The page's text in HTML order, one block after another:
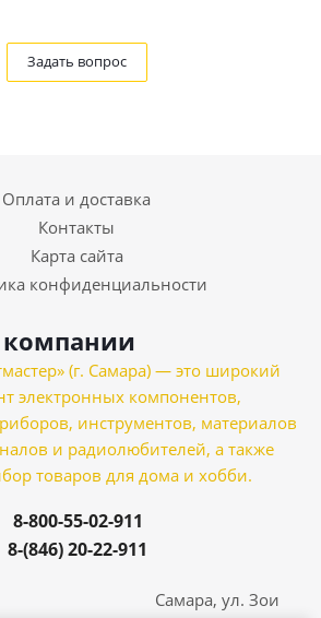
Задать вопрос
Оплата и доставка
Контакты
Карта сайта
конфиденциальности
(г. Самара) — это широкий
электронных компонентов,
инструментов, материалов
и радиолюбителей, а также
товаров для дома и хобби.
8-800-55-02-911
8-(846) 20-22-911
Самара, ул. Зои